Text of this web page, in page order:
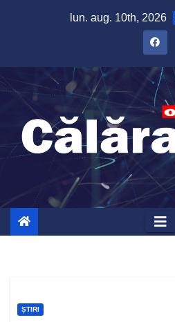
lun. aug. 10th, 2026
ȘTIRI